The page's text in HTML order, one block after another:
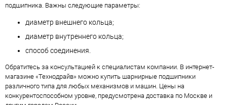
подшипника. Важны следующие параметры:
диаметр внешнего кольца;
диаметр внутреннего кольца;
способ соединения.
Обратитесь за консультацией к специалистам компании. В интернет-
магазине «Технодрайв» можно купить шарнирные подшипники
различного типа для любых механизмов и машин. Цены на
конкурентоспособном уровне, предусмотрена доставка по Москве и